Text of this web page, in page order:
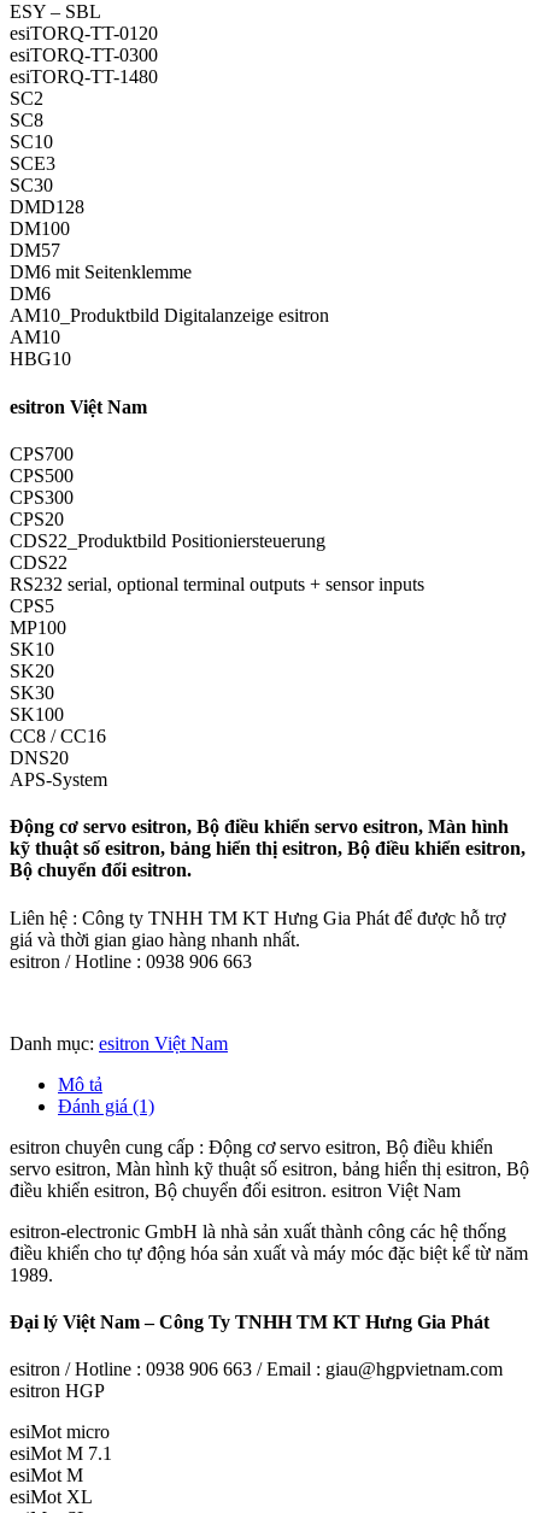
ESY – SBL
esiTORQ-TT-0120
esiTORQ-TT-0300
esiTORQ-TT-1480
SC2
SC8
SC10
SCE3
SC30
DMD128
DM100
DM57
DM6 mit Seitenklemme
DM6
AM10_Produktbild Digitalanzeige esitron
AM10
HBG10
esitron Việt Nam
CPS700
CPS500
CPS300
CPS20
CDS22_Produktbild Positioniersteuerung
CDS22
RS232 serial, optional terminal outputs + sensor inputs
CPS5
MP100
SK10
SK20
SK30
SK100
CC8 / CC16
DNS20
APS-System
Động cơ servo esitron, Bộ điều khiển servo esitron, Màn hình
kỹ thuật số esitron, bảng hiển thị esitron, Bộ điều khiển esitron,
Bộ chuyển đổi esitron.
Liên hệ : Công ty TNHH TM KT Hưng Gia Phát để được hỗ trợ
giá và thời gian giao hàng nhanh nhất.
esitron / Hotline : 0938 906 663
Danh mục: esitron Việt Nam
Mô tả
Đánh giá (1)
esitron chuyên cung cấp : Động cơ servo esitron, Bộ điều khiển
servo esitron, Màn hình kỹ thuật số esitron, bảng hiển thị esitron, Bộ
điều khiển esitron, Bộ chuyển đổi esitron. esitron Việt Nam
esitron-electronic GmbH là nhà sản xuất thành công các hệ thống
điều khiển cho tự động hóa sản xuất và máy móc đặc biệt kể từ năm
1989.
Đại lý Việt Nam – Công Ty TNHH TM KT Hưng Gia Phát
esitron / Hotline : 0938 906 663 / Email : giau@hgpvietnam.com
esitron HGP
esiMot micro
esiMot M 7.1
esiMot M
esiMot XL